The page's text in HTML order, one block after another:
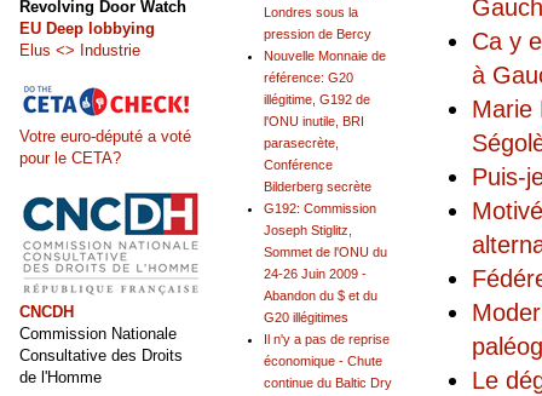
Ca y
à
Marie
Puis-
Le
Londres sous la
pression de Bercy
Nouvelle Monnaie de
référence: G20
illégitime, G192 de
l'ONU inutile, BRI
parasecrète,
Conférence
Bilderberg secrète
G192: Commission
Joseph Stiglitz,
Sommet de l'ONU du
24-26 Juin 2009 -
Abandon du $ et du
G20 illégitimes
Il n'y a pas de reprise
économique - Chute
continue du Baltic Dry
Revolving Door Watch
EU Deep lobbying
Elus <> Industrie
Votre euro-député a voté
pour le CETA?
CNCDH
Commission Nationale
Consultative des Droits
de l'Homme